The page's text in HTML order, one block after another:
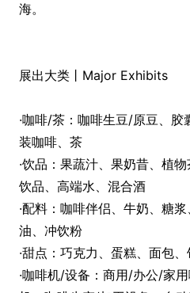
海。
展出大类丨Major Exhibits
·咖啡/茶：咖啡生豆/原豆、
装咖啡、茶
·饮品：果蔬汁、果奶昔、植
饮品、高端水、混合酒
·配料：咖啡伴侣、牛奶、糖浆
油、冲饮粉
·甜点：巧克力、蛋糕、面包
·咖啡机/设备：商用/办公/家